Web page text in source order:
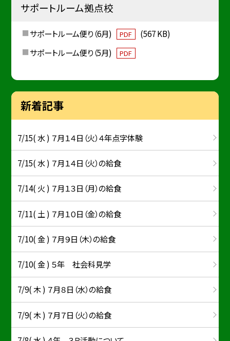
サポートルーム拠点校
サポートルーム便り（6月) PDF
(567 KB)
サポートルーム便り（5月)
PDF
新着記事
7/15( 水 ) ７月１４日（火）４年点字体験
7/15( 水 ) ７月１４日（火）の給食
7/14( 火 ) ７月１３日（月）の給食
7/11( 土 ) ７月１０日（金）の給食
7/10( 金 ) ７月９日（木）の給食
7/10( 金 ) ５年 社会科見学
7/9( 木 ) ７月８日（水）の給食
7/9( 木 ) ７月７日（火）の給食